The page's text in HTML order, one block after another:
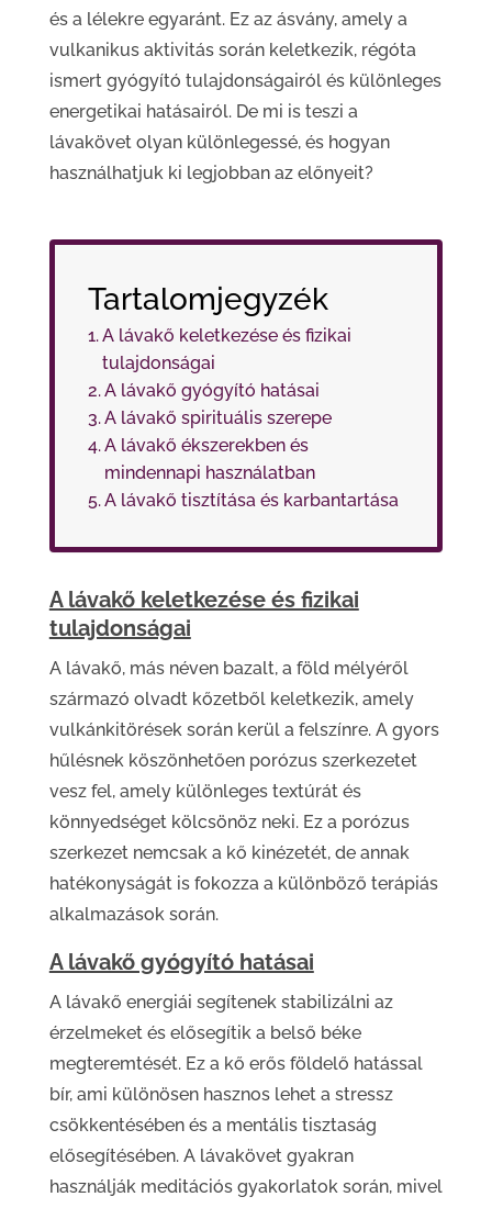
és a lélekre egyaránt. Ez az ásvány, amely a
vulkanikus aktivitás során keletkezik, régóta
ismert gyógyító tulajdonságairól és különleges
energetikai hatásairól. De mi is teszi a
lávakövet olyan különlegessé, és hogyan
használhatjuk ki legjobban az előnyeit?
Tartalomjegyzék
A lávakő keletkezése és fizikai
tulajdonságai
A lávakő gyógyító hatásai
A lávakő spirituális szerepe
A lávakő ékszerekben és
mindennapi használatban
A lávakő tisztítása és karbantartása
A lávakő keletkezése és fizikai
tulajdonságai
A lávakő, más néven bazalt, a föld mélyéről
származó olvadt kőzetből keletkezik, amely
vulkánkitörések során kerül a felszínre. A gyors
hűlésnek köszönhetően porózus szerkezetet
vesz fel, amely különleges textúrát és
könnyedséget kölcsönöz neki. Ez a porózus
szerkezet nemcsak a kő kinézetét, de annak
hatékonyságát is fokozza a különböző terápiás
alkalmazások során.
A lávakő gyógyító hatásai
A lávakő energiái segítenek stabilizálni az
érzelmeket és elősegítik a belső béke
megteremtését. Ez a kő erős földelő hatással
bír, ami különösen hasznos lehet a stressz
csökkentésében és a mentális tisztaság
elősegítésében. A lávakövet gyakran
használják meditációs gyakorlatok során, mivel